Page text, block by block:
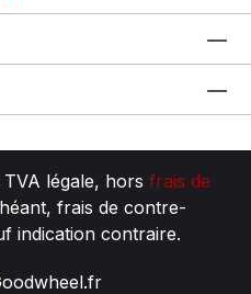
légale, hors frais de
frais de contre-
indication contraire.